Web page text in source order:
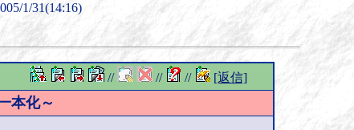
1/31(14:16)
// // // [返信]
本化～